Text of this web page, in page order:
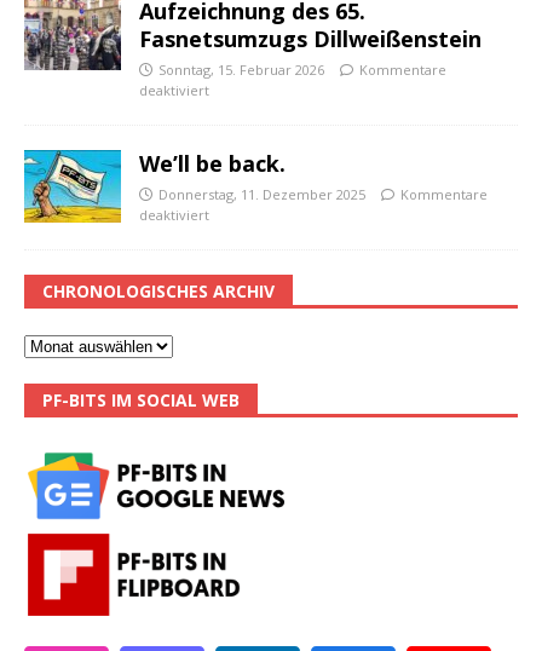
Aufzeichnung des 65.
Fasnetsumzugs Dillweißenstein
Sonntag, 15. Februar 2026
Kommentare
deaktiviert
We’ll be back.
Donnerstag, 11. Dezember 2025
Kommentare
deaktiviert
CHRONOLOGISCHES ARCHIV
PF-BITS IM SOCIAL WEB